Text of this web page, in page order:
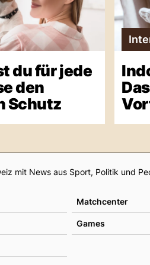
du für jede
den
Schutz
Footer
mit News aus Sport, Politik und
Matchcenter
Games